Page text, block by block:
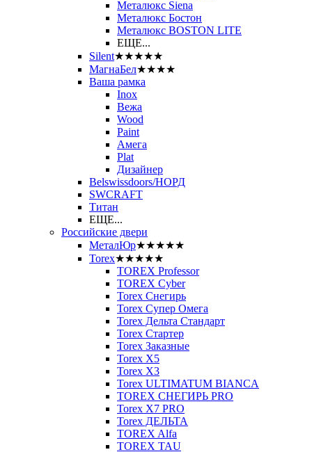
Металюкс Siena
Металюкс Бостон
Металюкс BOSTON LITE
ЕЩЕ...
Silent★★★★★
МагнаБел★★★★
Ваша рамка
Inox
Вежа
Wood
Paint
Амега
Plat
Дизайнер
Belswissdoors/НОРД
SWCRAFT
Титан
ЕЩЕ...
Российские двери
МеталЮр★★★★★
Torex★★★★★
TOREX Professor
TOREX Cyber
Torex Снегирь
Torex Супер Омега
Torex Дельта Стандарт
Torex Стартер
Torex Заказные
Torex Х5
Torex Х3
Torex ULTIMATUM BIANCA
TOREX СНЕГИРЬ PRO
Torex X7 PRO
Torex ДЕЛЬТА
TOREX Alfa
TOREX TAU